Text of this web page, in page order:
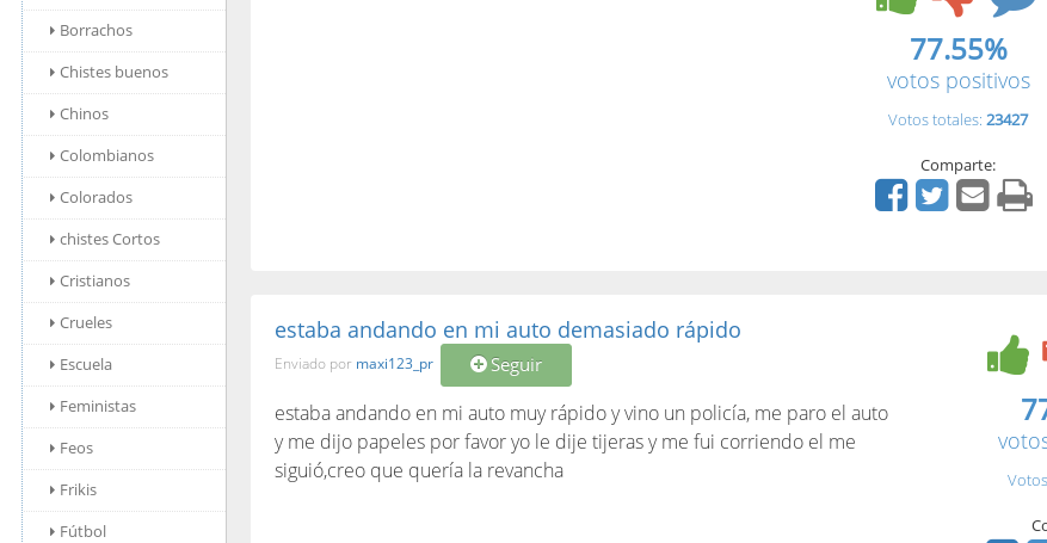
Borrachos
Chistes buenos
Chinos
Colombianos
Colorados
chistes Cortos
Cristianos
Crueles
Escuela
Feministas
Feos
Frikis
Fútbol
77.55%
votos positivos
Votos totales:23427
Comparte:
estaba andando en mi auto demasiado rápido
Enviado por maxi123_pr Seguir
estaba andando en mi auto muy rápido y vino un policía, me paro el auto
y me dijo papeles por favor yo le dije tijeras y me fui corriendo el me
siguió,creo que quería la revancha